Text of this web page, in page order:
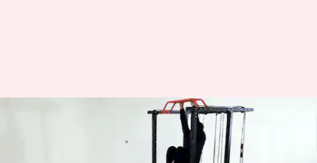
เทคนิคการใช้เครื่องเคเบิลวูดช็อป
Dec 02, 2024 02:25 pm